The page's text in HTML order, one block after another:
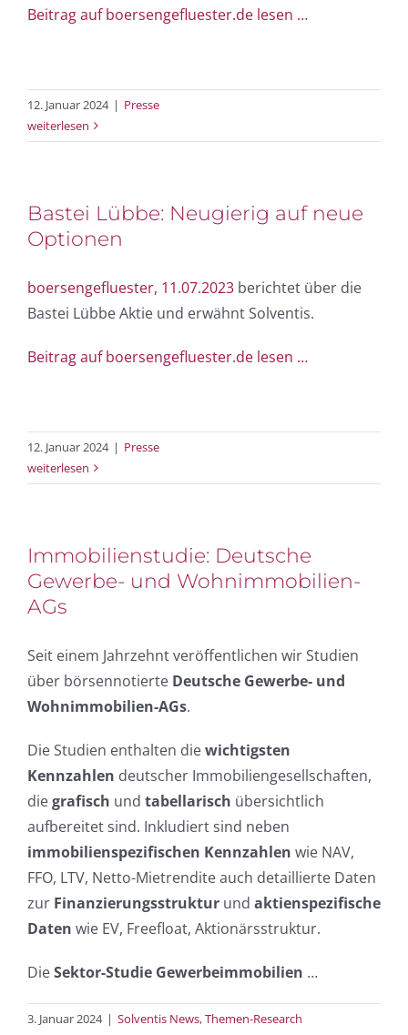
Beitrag auf boersengefluester.de lesen …
12. Januar 2024 | Presse
weiterlesen
Bastei Lübbe: Neugierig auf neue
Optionen
boersengefluester, 11.07.2023 berichtet über die
Bastei Lübbe Aktie und erwähnt Solventis.
Beitrag auf boersengefluester.de lesen …
12. Januar 2024 | Presse
weiterlesen
Immobilienstudie: Deutsche
Gewerbe- und Wohnimmobilien-
AGs
Seit einem Jahrzehnt veröffentlichen wir Studien
über börsennotierte Deutsche Gewerbe- und
Wohnimmobilien-AGs.
Die Studien enthalten diewichtigsten
Kennzahlen deutscher Immobiliengesellschaften,
diegrafisch und tabellarisch übersichtlich
aufbereitet sind. Inkludiert sind neben
immobilienspezifischen Kennzahlen wie NAV,
FFO, LTV, Netto-Mietrendite auch detaillierte Daten
zur Finanzierungsstruktur und aktienspezifische
Daten wie EV, Freefloat, Aktionärsstruktur.
DieSektor-Studie Gewerbeimmobilien …
3. Januar 2024 | Solventis News,Themen-Research